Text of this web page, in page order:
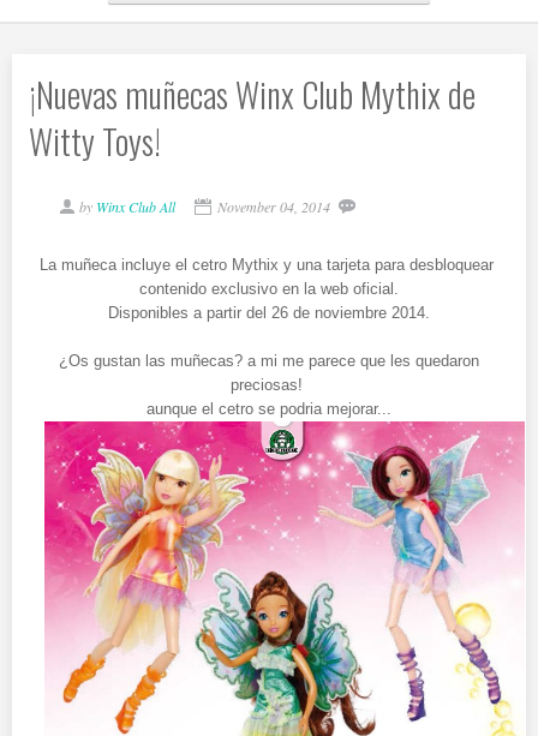
¡Nuevas muñecas Winx Club Mythix de
Witty Toys!
by Winx Club All November 04, 2014
La muñeca incluye el cetro Mythix y una tarjeta para desbloquear
contenido exclusivo en la web oficial.
Disponibles a partir del 26 de noviembre 2014.
¿Os gustan las muñecas? a mi me parece que les quedaron
preciosas!
aunque el cetro se podria mejorar...